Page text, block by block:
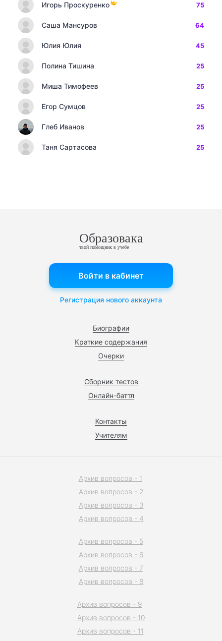
Игорь Проскуренко 75
Саша Мансуров 64
Юлия Юлия 45
Полина Тишина 25
Миша Тимофеев 25
Егор Сумцов 25
Глеб Иванов 25
Таня Сартасова 25
Образовака
твой помощник в учебе
Биографии
Краткие содержания
Очерки
Сборник тестов
Онлайн-баттл
Контакты
Учителям
Войти в кабинет
Регистрация нового аккаунта
Архив вопросов - 1
Архив вопросов - 2
Архив вопросов - 3
Архив вопросов - 4
Архив вопросов - 5
Архив вопросов - 6
Архив вопросов - 7
Архив вопросов - 8
Архив вопросов - 9
Архив вопросов - 10
Архив вопросов - 11